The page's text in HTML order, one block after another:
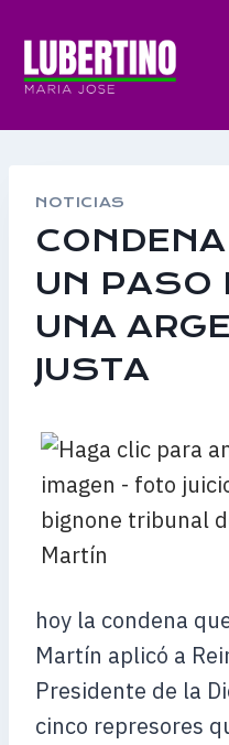
contenido
NOTICIAS
UN PASO
UNA
JUSTA
hoy la condena
Martín aplicó a
Presidente de la
cinco represores